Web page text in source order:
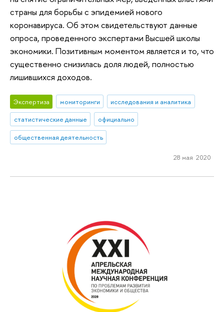
страны для борьбы с эпидемией нового
коронавируса. Об этом свидетельствуют данные
опроса, проведенного экспертами Высшей школы
экономики. Позитивным моментом является и то, что
существенно снизилась доля людей, полностью
лишившихся доходов.
Экспертиза мониторинги
исследования и аналитика
статистические данные
официально
общественная деятельность
28 мая 2020